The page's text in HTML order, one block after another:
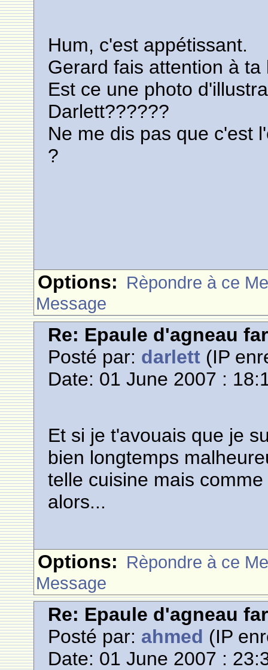
Hum, c'est appétissant.
Gerard fais attention à ta
Est ce une photo
Darlett??????
Ne me dis pas que c'est
?
Options: Rèpondre à ce
Message
Re: Epaule d'agneau
Posté par: darlett (IP
Date: 01 June 2007 :
Et si je t'avouais que je
bien longtemps
telle cuisine mais
alors...
Options: Rèpondre à ce
Message
Re: Epaule d'agneau
Posté par: ahmed (IP
Date: 01 June 2007 :